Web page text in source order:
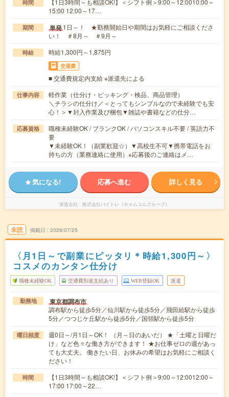
時間
15:00 12:00～17…
期間 単発1日～！ ★勤務開始日や期間はお気軽にご相談くださ
い！ ＃8月～ ＃9月～
時給 時給1,300円～1,875円
交通費
■ 交通費規定内支給 ※派遣先による
仕事内容
軽作業（仕分け・ピッキング・検品、商品管理）
＼チラシの仕分け／＜とってもシンプルなので未経験でも安
心！＞▼封入作業及び梱包▼雑誌や書籍などの仕分…
応募資格
職種未経験OK / ブランクOK / パソコンスキル不要 / 英語力不
要
▼未経験OK！（副業歓迎☆）▼高校生不可▼携帯電話をお
持ちの方（業務連絡に使用）※応募後のご連絡はメ…
気になる! 応募へ進む 詳しく見る
派遣会社 株式会社バイトレ（キャムコムグループ）
未読 掲載日 2026/07/25
〈月1日～で副業にピッタリ＊時給1,300円～〉
コスメのカンタン仕分け
職種未経験OK 交通費別途支給あり WEB登録OK 派遣
勤務地 東京都調布市
調布駅から徒歩5分／仙川駅から徒歩5分／飛田給駅から徒歩
5分／つつじケ丘駅から徒歩5分／国領駅から徒歩5分
曜日頻度
週0日～/月1日～OK！ （月～日のあいだ） ★「土曜と日曜だ
け」など色々な働き方ができます！ ★お仕事ゼロの週があっ
ても大丈夫。 働きたい日、お休みの希望はお気軽にご相談く
ださい！
時間
【1日3時間～も相談OK!】＜シフト例＞9:00～12:0012:00～
17:00 17:00～22…